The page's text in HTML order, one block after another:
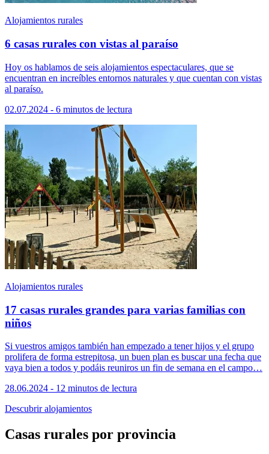
Alojamientos rurales
6 casas rurales con vistas al paraíso
Hoy os hablamos de seis alojamientos espectaculares, que se
encuentran en increíbles entornos naturales y que cuentan con vistas
al paraíso.
02.07.2024 - 6 minutos de lectura
Alojamientos rurales
17 casas rurales grandes para varias familias con
niños
Si vuestros amigos también han empezado a tener hijos y el grupo
prolifera de forma estrepitosa, un buen plan es buscar una fecha que
vaya bien a todos y podáis reuniros un fin de semana en el campo…
28.06.2024 - 12 minutos de lectura
Descubrir alojamientos
Casas rurales por provincia